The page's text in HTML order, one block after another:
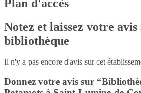
Plan d'accès
Notez et laissez votre avis
bibliothèque
Il n'y a pas encore d'avis sur cet
Donnez votre avis sur